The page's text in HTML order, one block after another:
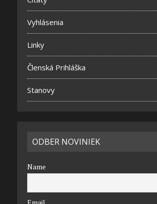
Vyhlásenia
Linky
Členská Prihláška
Stanovy
ODBER NOVINIEK
Name